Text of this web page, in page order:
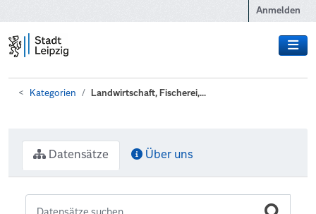
Anmelden
Kategorien Landwirtschaft, Fischerei,...
Datensätze Über uns